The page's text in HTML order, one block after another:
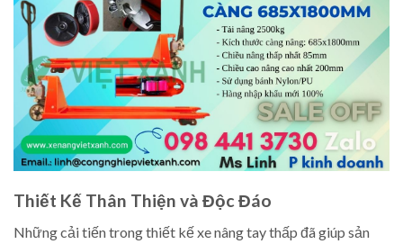
Thiết Kế Thân Thiện và Độc Đáo
Những cải tiến trong thiết kế xe nâng tay thấp đã giúp sản